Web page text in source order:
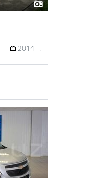
2014 г.